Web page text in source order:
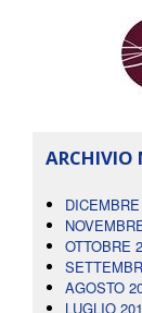
ARCHIVIO
OTTOBRE
AGOSTO
LUGLIO